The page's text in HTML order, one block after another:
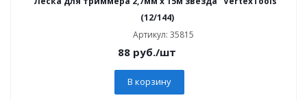
(12/144)
Артикул: 35815
88руб./шт
В корзину